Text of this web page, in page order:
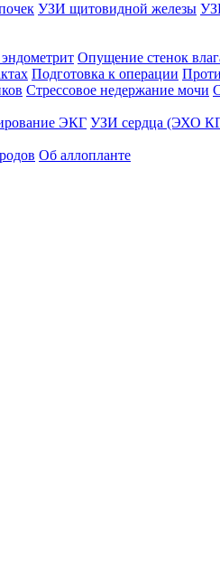
УЗИ щитовидной железы
Опущение стенок
Подготовка к операции
Стрессовое недержание мочи
ЭКГ УЗИ сердца (ЭХО
Об аллопланте